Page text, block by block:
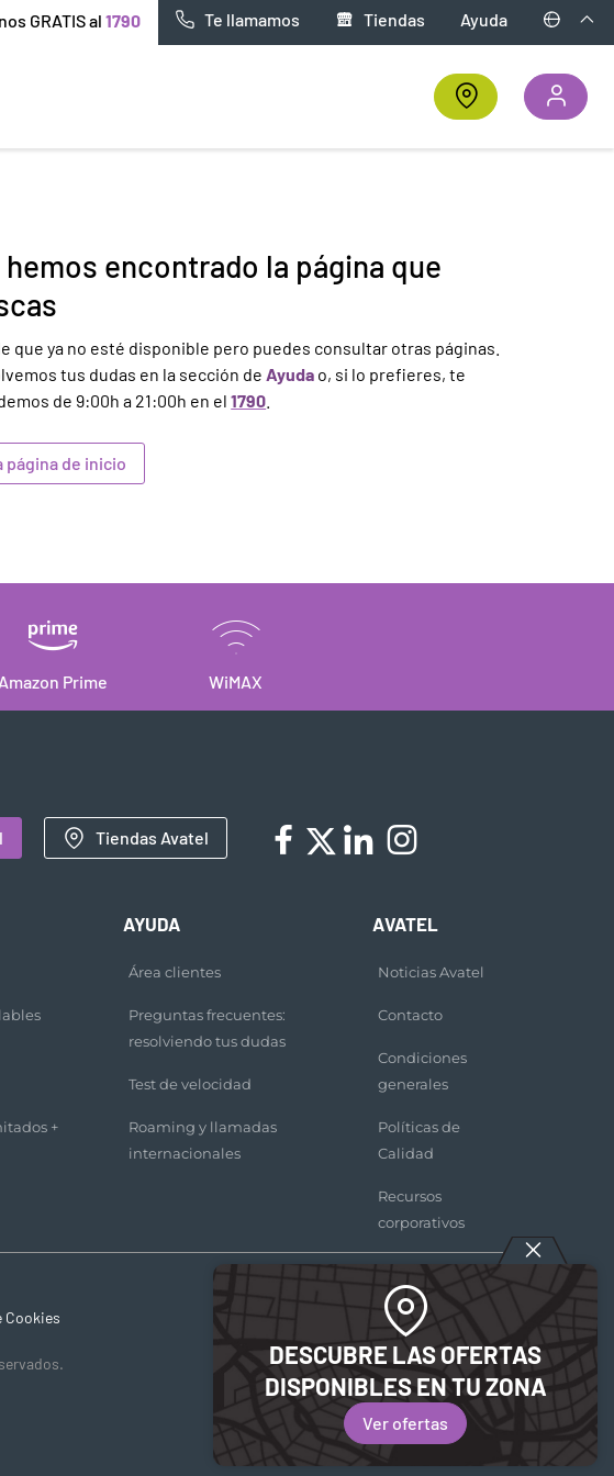
GRATIS al 1790 Te llamamos Tiendas Ayuda
DESCUBRE LAS OFERTAS
DISPONIBLES EN TU ZONA
Ver ofertas
hemos encontrado la página que
que ya no esté disponible pero puedes consultar otras páginas.
tus dudas en la sección deAyuda o, si lo prefieres, te
de 9:00h a 21:00h en el1790
página de inicio
Amazon Prime WiMAX
Tiendas Avatel
+
AYUDA
Área clientes
Preguntas frecuentes:
resolviendo tus dudas
Test de velocidad
Roaming y llamadas
internacionales
AVATEL
Noticias Avatel
Contacto
Condiciones
generales
Políticas de
Calidad
Recursos
corporativos
Cookies